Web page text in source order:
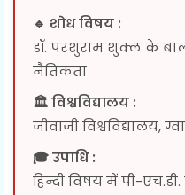
🔹 शोध विषय :
डॉ. परशुराम शुक्ल के
नैतिकता
🏛 विश्वविद्यालय :
जीवाजी विश्वविद्यालय,
🎓 उपाधि :
हिन्दी विषय में पी-